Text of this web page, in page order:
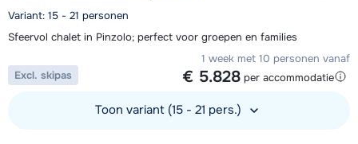
Variant: 15 - 21 personen
Sfeervol chalet in Pinzolo; perfect voor groepen en families
1 week met 10 personen vanaf
€ 5.828 per accommodatie
Excl. skipas
Toon variant (15 - 21 pers.)